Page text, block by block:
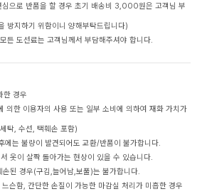
심으로 반품을 할 경우 초기 배송비 3,000원은 고객님 부
방지하기 위함이니 양해부탁드립니다)
든 도선료는 고객님께서 부담해주셔야 합니다.
한 경우
의한 이용자의 사용 또는 일부 소비에 의하여 재화 가치가
탁, 수선, 택훼손 포함)
에는 불량이 발견되어도 교환/반품이 불가합니다.
옷이 살짝 돌아가는 현상이 있을 수 있습니다.
된 경우(구김,늘어남,보풀)는 불가합니다.
슨함, 간단한 손질이 가능한 마감실 처리가 미흡한 경우